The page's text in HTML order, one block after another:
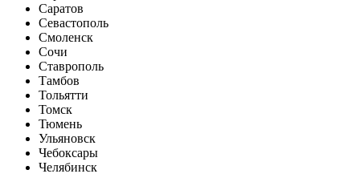
Саратов
Севастополь
Смоленск
Сочи
Ставрополь
Тамбов
Тольятти
Томск
Тюмень
Ульяновск
Чебоксары
Челябинск